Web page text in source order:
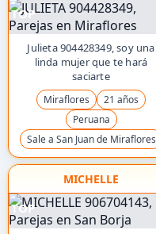
TOP
Julieta 904428349, soy una
linda mujer que te hará
saciarte
Miraflores
21 años
Peruana
Sale a San Juan de Miraflores
MICHELLE
TOP